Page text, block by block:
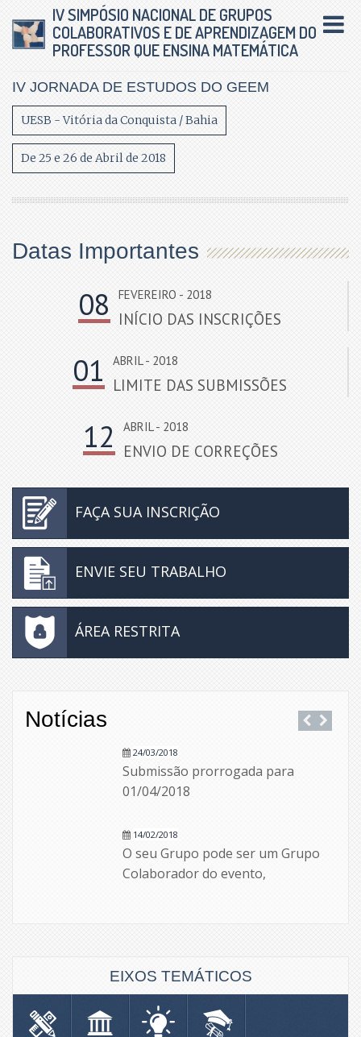
para
conteúdo
para
menu
IV SIMPÓSIO NACIONAL DE GRUPOS
COLABORATIVOS E DE APRENDIZAGEM DO
PROFESSOR QUE ENSINA MATEMÁTICA
IV JORNADA DE ESTUDOS DO GEEM
UESB - Vitória da Conquista / Bahia
De 25 e 26 de Abril de 2018
Datas Importantes
08 FEVEREIRO - 2018
INÍCIO DAS INSCRIÇÕES
01 ABRIL - 2018
LIMITE DAS SUBMISSÕES
12 ABRIL - 2018
ENVIO DE CORREÇÕES
FAÇA SUA INSCRIÇÃO
ENVIE SEU TRABALHO
ÁREA RESTRITA
Notícias
24/03/2018
Submissão prorrogada para
01/04/2018
14/02/2018
O seu Grupo pode ser um Grupo
Colaborador do evento,
EIXOS TEMÁTICOS